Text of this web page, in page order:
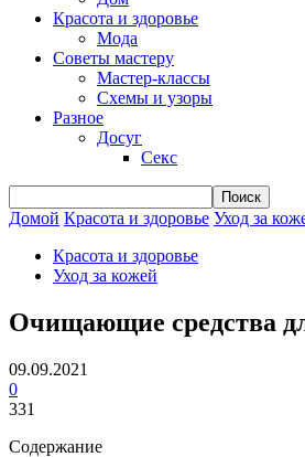
Красота и здоровье
Мода
Советы мастеру
Мастер-классы
Схемы и узоры
Разное
Досуг
Секс
Домой Красота и здоровье Уход за
Красота и здоровье
Уход за кожей
Очищающие средства
09.09.2021
0
331
Содержание